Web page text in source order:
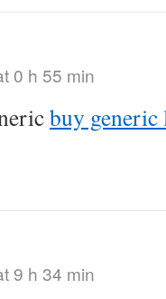
0 h 55 min
buy generic
9 h 34 min